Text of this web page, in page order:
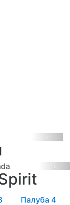
Next
и
Палуба 4